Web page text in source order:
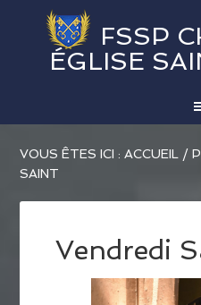
FSSP
ÉGLISE
VOUS ÊTES ICI :ACCUEIL /
SAINT
Vendredi